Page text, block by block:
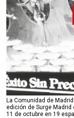
La Comunidad de
edición de Surge Madrid
11 de octubre en 19